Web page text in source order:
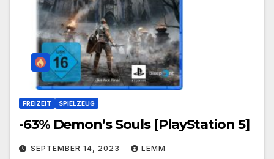
FREIZEIT SPIELZEUG
-63% Demon’s Souls [PlayStation 5]
SEPTEMBER 14, 2023 LEMM